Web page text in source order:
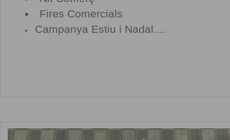
Fires Comercials
Campanya Estiu i Nadal....